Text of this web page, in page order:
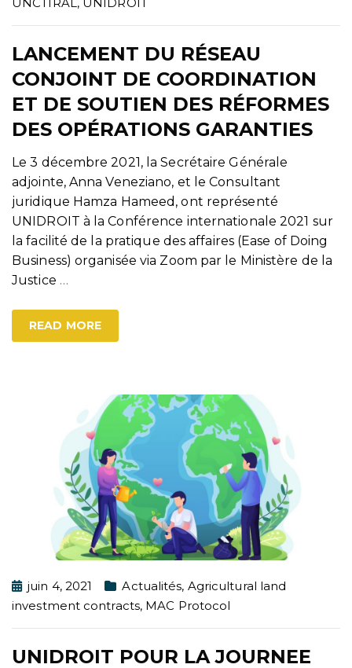
LANCEMENT DU RÉSEAU
CONJOINT DE COORDINATION
ET DE SOUTIEN DES RÉFORMES
DES OPÉRATIONS GARANTIES
Le 3 décembre 2021, la Secrétaire Générale
adjointe, Anna Veneziano, et le Consultant
juridique Hamza Hameed, ont représenté
UNIDROIT à la Conférence internationale 2021 sur
la facilité de la pratique des affaires (Ease of Doing
Business) organisée via Zoom par le Ministère de la
Justice …
READ MORE
juin 4, 2021 Actualités, Agricultural land
investment contracts, MAC Protocol
UNIDROIT POUR LA JOURNEE